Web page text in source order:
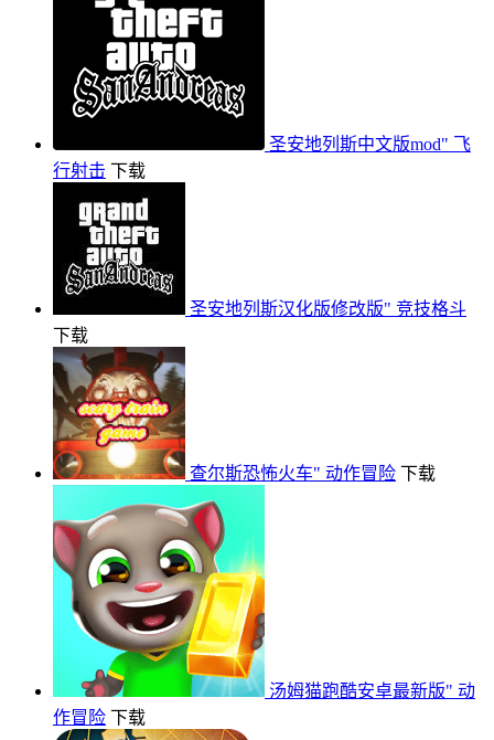
圣安地列斯中文版mod" 飞
行射击 下载
圣安地列斯汉化版修改版" 竞技格斗
下载
查尔斯恐怖火车" 动作冒险 下载
汤姆猫跑酷安卓最新版" 动
作冒险 下载